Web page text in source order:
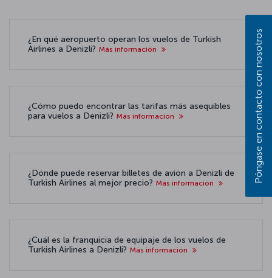
¿En qué aeropuerto operan los vuelos de Turkish
Airlines a Denizli? Más información
¿Cómo puedo encontrar las tarifas más asequibles
para vuelos a Denizli? Más información
¿Dónde puede reservar billetes de avión a Denizli de
Turkish Airlines al mejor precio? Más información
¿Cuál es la franquicia de equipaje de los vuelos de
Turkish Airlines a Denizli? Más información
Póngase en contacto con nosotros